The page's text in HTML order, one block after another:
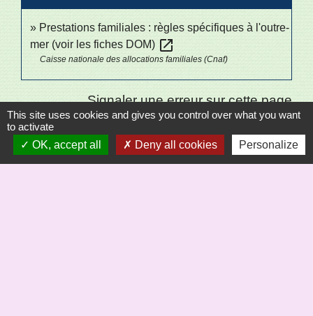
Prestations familiales : règles spécifiques à l'outre-
mer (voir les fiches DOM) open_in_new
Caisse nationale des allocations familiales (Cnaf)
Signaler une erreur sur cette page
This site uses cookies and gives you control over what you want
to activate
OK, accept all
Deny all cookies Personalize